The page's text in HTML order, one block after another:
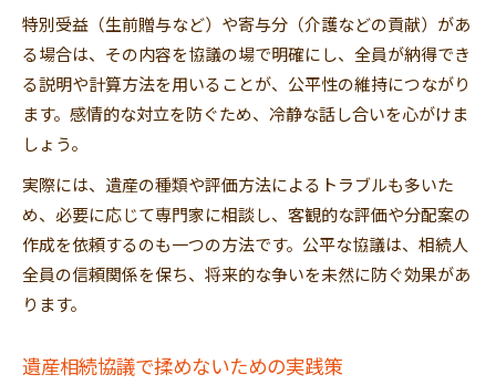
特別受益（生前贈与など）や寄与分（介護などの貢献）があ
る場合は、その内容を協議の場で明確にし、全員が納得でき
る説明や計算方法を用いることが、公平性の維持につながり
ます。感情的な対立を防ぐため、冷静な話し合いを心がけま
しょう。
実際には、遺産の種類や評価方法によるトラブルも多いた
め、必要に応じて専門家に相談し、客観的な評価や分配案の
作成を依頼するのも一つの方法です。公平な協議は、相続人
全員の信頼関係を保ち、将来的な争いを未然に防ぐ効果があ
ります。
遺産相続協議で揉めないための実践策